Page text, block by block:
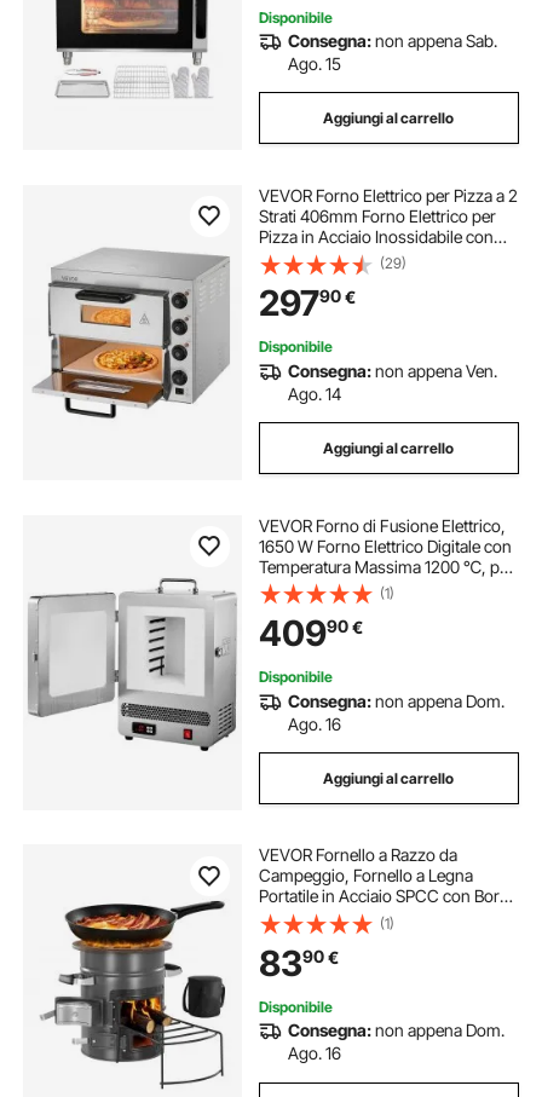
Disponibile
Consegna:non appena Sab.
Ago. 15
Aggiungi al carrello
VEVOR Forno Elettrico per Pizza a 2
Strati 406mm Forno Elettrico per
Pizza in Acciaio Inossidabile con
Quattro Manopole Pizzaiolo
Multiuso, Forno per Pizza per
Interni Ristorante Cottura Casa
Cucina
(29)
29790€
Disponibile
Consegna:non appena Ven.
Ago. 14
Aggiungi al carrello
VEVOR Forno di Fusione Elettrico,
1650 W Forno Elettrico Digitale con
Temperatura Massima 1200 ℃, per
Fusione a Cera Persa, Argilla Fai da
Te, Ricottura dei Metalli, Cottura
della Ceramica
(1)
40990€
Disponibile
Consegna:non appena Dom.
Ago. 16
Aggiungi al carrello
VEVOR Fornello a Razzo da
Campeggio, Fornello a Legna
Portatile in Acciaio SPCC con Borsa
per Trasporto, Doppia Porta, Forno
a Razzo a Carbone per Cottura da
Esterno, Escursioni, Campeggio
(1)
8390€
Disponibile
Consegna:non appena Dom.
Ago. 16